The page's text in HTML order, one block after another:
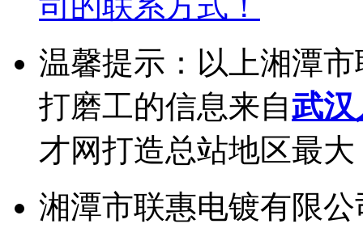
温馨提示：以上湘潭
打磨工的信息来自武汉
才网打造总站地区最
湘潭市联惠电镀有限